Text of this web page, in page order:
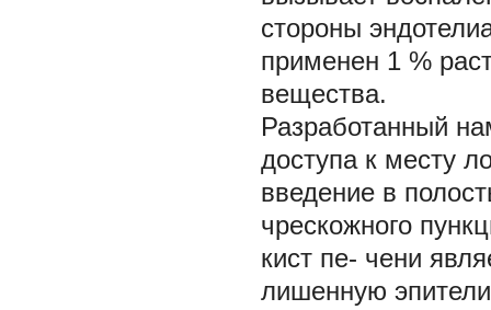
стороны
применен 1 %
вещества.
Разработанный
доступа к месту
введение в
чрескожного
кист пе- чени
лишенную